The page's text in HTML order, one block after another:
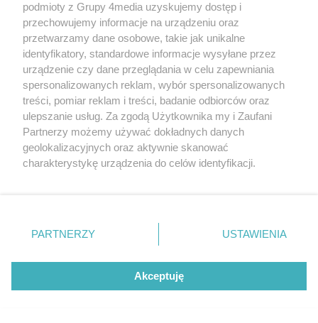
REKLAMA
NAJCZĘŚCIEJ CZYTANE Poprzednie
Coraz większy ruch. Kolejne
loty przekierowane z
Warszawy do Radomia
Znamy wyniki matur w
Radomiu. Zmiany w czołówce
stawki
podmioty z Grupy 4media uzyskujemy dostęp i
przechowujemy informacje na urządzeniu oraz
przetwarzamy dane osobowe, takie jak unikalne
identyfikatory, standardowe informacje wysyłane przez
urządzenie czy dane przeglądania w celu zapewniania
spersonalizowanych reklam, wybór spersonalizowanych
treści, pomiar reklam i treści, badanie odbiorców oraz
ulepszanie usług. Za zgodą Użytkownika my i Zaufani
Partnerzy możemy używać dokładnych danych
geolokalizacyjnych oraz aktywnie skanować
charakterystykę urządzenia do celów identyfikacji.
zmienić/wycofać klikając przycisk ustawień prywatności
znajdujący się w lewym dolnym rogu strony
. Niektóre
użytkownika, ale masz prawo sprzeciwić się takiemu
przetwarzaniu. Preferencje będą miały zastosowania tylko
PARTNERZY USTAWIENIA
Akceptuję